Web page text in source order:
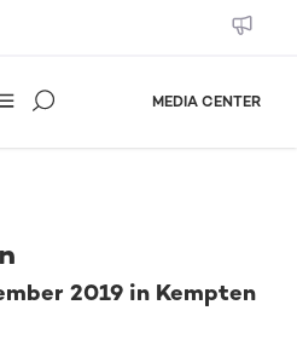
MEDIA CENTER
2019 in Kempten